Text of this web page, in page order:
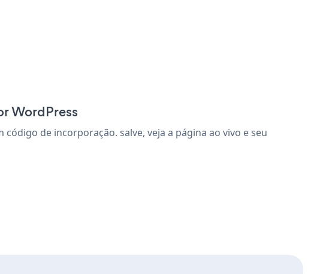
WordPress
de incorporação. salve, veja a página ao vivo e seu